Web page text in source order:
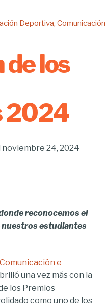
Deportiva
de los
2024
noviembre 24, 2024
reconocemos el
estudiantes
e
brilló una vez más con la
los Premios
como uno de los